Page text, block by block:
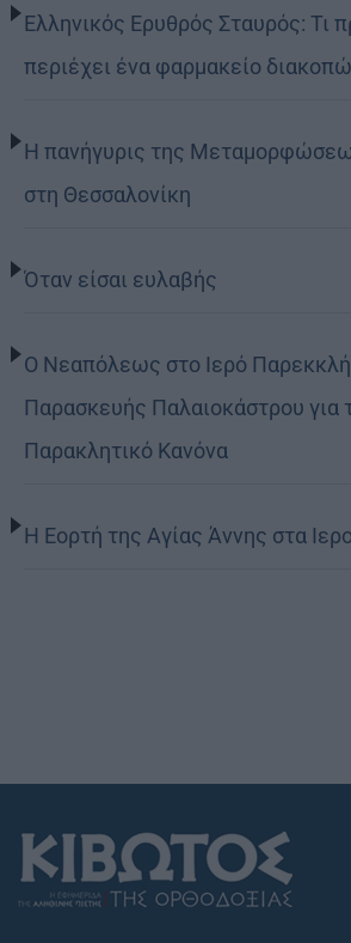
Ελληνικός Ερυθρός Σταυρός: Τι
περιέχει ένα φαρμακείο
Η πανήγυρις της
στη Θεσσαλονίκη
Όταν είσαι ευλαβής
Ο Νεαπόλεως στο Ιερό
Παρασκευής Παλαιοκάστρου για
Παρακλητικό Κανόνα
Η Εορτή της Αγίας Άννης στα